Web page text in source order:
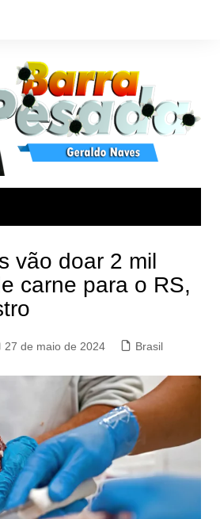
vão doar 2 mil
carne para o RS,
27 de maio de 2024 Brasil